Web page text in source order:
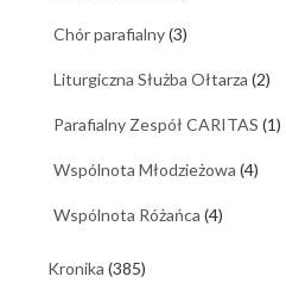
Chór parafialny(3)
Liturgiczna Służba Ołtarza (2)
Parafialny Zespół CARITAS (1)
Wspólnota Młodzieżowa (4)
Wspólnota Różańca (4)
Kronika (385)